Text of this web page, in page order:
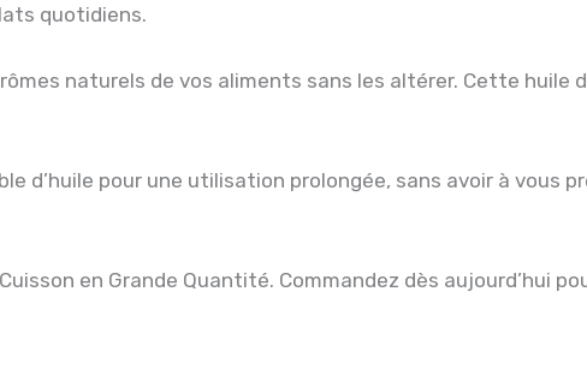
quotidiens.
naturels de vos aliments sans les altérer. Cette huile
d’huile pour une utilisation prolongée, sans avoir à vous
en Grande Quantité. Commandez dès aujourd’hui